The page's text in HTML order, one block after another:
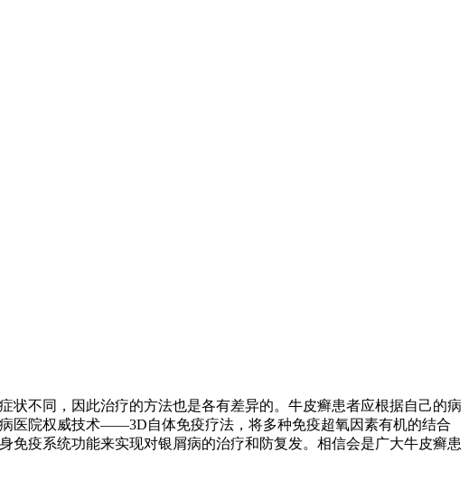
不同，因此治疗的方法也是各有差异的。牛皮癣患者应根据自己的病
医院权威技术——3D自体免疫疗法，将多种免疫超氧因素有机的结合
疫系统功能来实现对银屑病的治疗和防复发。相信会是广大牛皮癣患